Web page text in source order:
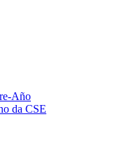
Año
da CSE